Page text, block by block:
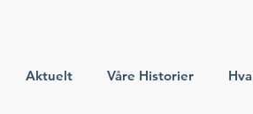
Aktuelt Våre Historier